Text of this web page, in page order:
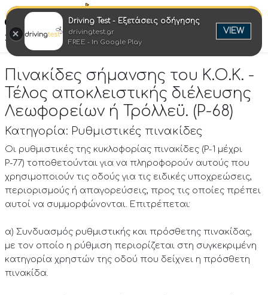
Στροφή στην επιτυχία
Πινακίδες σήμανσης του Κ.Ο.Κ. -
Τέλος αποκλειστικής διέλευσης
Λεωφορείων ή Τρόλλεϋ. (P-68)
Κατηγορία: Ρυθμιστικές πινακίδες
Οι ρυθμιστικές της κυκλοφορίας πινακίδες (Ρ-1 μέχρι
Ρ-77) τοποθετούνται για να πληροφορούν αυτούς που
χρησιμοποιούν τις οδούς για τις ειδικές υποχρεώσεις,
περιορισμούς ή απαγορεύσεις, προς τις οποίες πρέπει
αυτοί να συμμορφώνονται. Επιτρέπεται:
α) Συνδυασμός ρυθμιστικής και πρόσθετης πινακίδας,
με τον οποίο η ρύθμιση περιορίζεται στη συγκεκριμένη
κατηγορία χρηστών της οδού που δείχνει η πρόσθετη
πινακίδα.
Driving Test - Εξετάσεις οδήγησης
drivingtest.gr
FREE - In Google Play
VIEW